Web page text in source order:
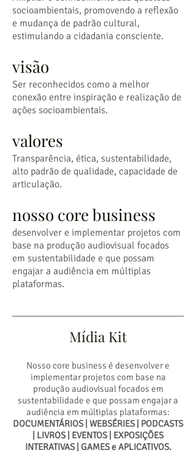
socioambientais, promovendo a reflexão
e mudança de padrão cultural,
estimulando a cidadania consciente.
visão
Ser reconhecidos como a melhor
conexão entre inspiração e realização de
ações socioambientais.
valores
Transparência, ética, sustentabilidade,
alto padrão de qualidade, capacidade de
articulação.
nosso core business
desenvolver e implementar projetos com
base na produção audiovisual focados
em sustentabilidade e que possam
engajar a audiência em múltiplas
plataformas.
Mídia Kit
Nosso core business é desenvolver e
implementar projetos com base na
produção audiovisual focados em
sustentabilidade e que possam engajar a
audiência em múltiplas plataformas:
DOCUMENTÁRIOS | WEBSÉRIES | PODCASTS
| LIVROS | EVENTOS | EXPOSIÇÕES
INTERATIVAS | GAMES e APLICATIVOS.